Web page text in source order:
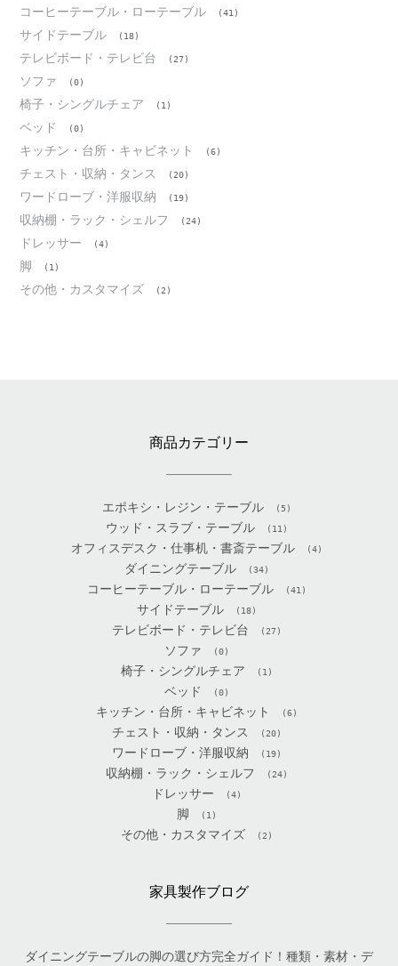
コーヒーテーブル・ローテーブル (41)
サイドテーブル (18)
テレビボード・テレビ台 (27)
ソファ (0)
椅子・シングルチェア (1)
ベッド (0)
キッチン・台所・キャビネット (6)
チェスト・収納・タンス (20)
ワードローブ・洋服収納 (19)
収納棚・ラック・シェルフ (24)
ドレッサー (4)
脚 (1)
その他・カスタマイズ (2)
商品カテゴリー
エポキシ・レジン・テーブル (5)
ウッド・スラブ・テーブル (11)
オフィスデスク・仕事机・書斎テーブル (4)
ダイニングテーブル (34)
コーヒーテーブル・ローテーブル (41)
サイドテーブル (18)
テレビボード・テレビ台 (27)
ソファ (0)
椅子・シングルチェア (1)
ベッド (0)
キッチン・台所・キャビネット (6)
チェスト・収納・タンス (20)
ワードローブ・洋服収納 (19)
収納棚・ラック・シェルフ (24)
ドレッサー (4)
脚 (1)
その他・カスタマイズ (2)
家具製作ブログ
ダイニングテーブルの脚の選び方完全ガイド！種類・素材・デ